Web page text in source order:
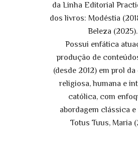
da Linha Editorial
dos livros: Modéstia
Beleza (2025).
Possui enfática
produção de
(desde 2012) em prol
religiosa, humana e
católica, com
abordagem clássica e
Totus Tuus, Maria